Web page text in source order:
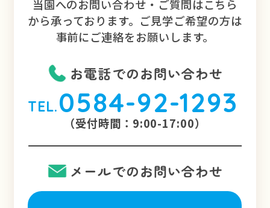
当園へのお問い合わせ・ご質問はこちら
から承っております。ご見学ご希望の方は
事前にご連絡をお願いします。
お電話でのお問い合わせ
TEL.0584-92-1293
（受付時間：9:00-17:00）
メールでのお問い合わせ